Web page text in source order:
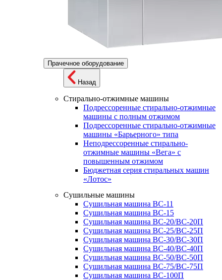
Прачечное оборудование
Назад
Стирально-отжимные машины
Подрессоренные стирально-отжимные
машины с полным отжимом
Подрессоренные стирально-отжимные
машины «Барьерного» типа
Неподрессоренные стирально-
отжимные машины «Вега» с
повышенным отжимом
Бюджетная серия стиральных машин
«Лотос»
Сушильные машины
Сушильная машина ВС-11
Сушильная машина ВС-15
Сушильная машина ВС-20/ВС-20П
Сушильная машина ВС-25/ВС-25П
Сушильная машина ВС-30/ВС-30П
Сушильная машина ВС-40/ВС-40П
Сушильная машина ВС-50/ВС-50П
Сушильная машина ВС-75/ВС-75П
Сушильная машина ВС-100П